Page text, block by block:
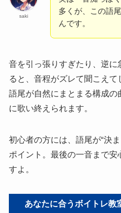
saki
多くが、この語
んです。
音を引っ張りすぎたり、逆に
ると、音程がズレて聞こえて
語尾が自然にまとまる構成の
に歌い終えられます。
初心者の方には、語尾が“決
ポイント。最後の一音まで安
すよ。
あなたに合うボイトレ教